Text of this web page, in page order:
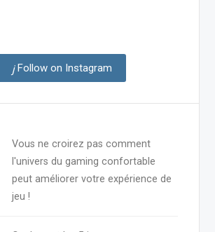
Follow on Instagram
Vous ne croirez pas comment
l'univers du gaming confortable
peut améliorer votre expérience de
jeu !